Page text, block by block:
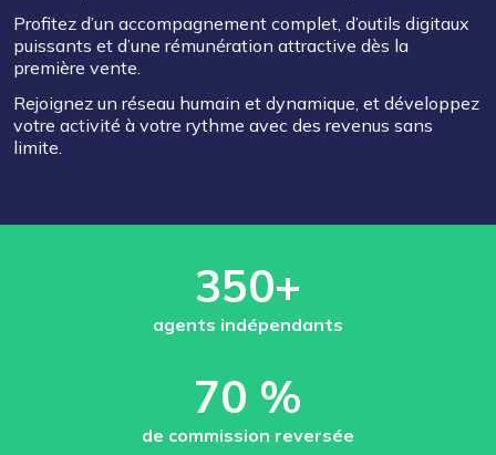
Profitez d’un accompagnement complet, d’outils digitaux
puissants et d’une rémunération attractive dès la
première vente.
Rejoignez un réseau humain et dynamique, et développez
votre activité à votre rythme avec des revenus sans
limite.
350+
agents indépendants
70 %
de commission reversée